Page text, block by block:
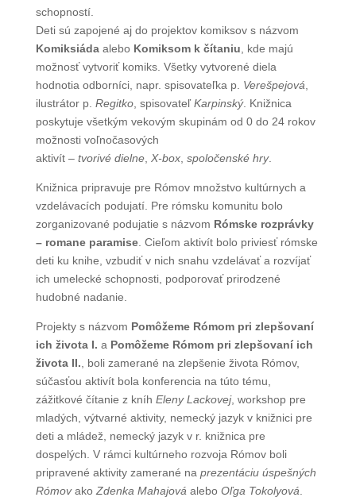
schopností.
Deti sú zapojené aj do projektov komiksov s názvom
Komiksiádaalebo Komiksom k čítaniu, kde majú
možnosť vytvoriť komiks. Všetky vytvorené diela
hodnotia odborníci, napr. spisovateľka p. Verešpejová,
ilustrátor p. Regitko, spisovateľKarpinský. Knižnica
poskytuje všetkým vekovým skupinám od 0 do 24 rokov
možnosti voľnočasových
aktivít – tvorivé dielne, X-box, spoločenské hry.
Knižnica pripravuje pre Rómov množstvo kultúrnych a
vzdelávacích podujatí. Pre rómsku komunitu bolo
zorganizované podujatie s názvom Rómske rozprávky
– romane paramise. Cieľom aktivít bolo priviesť rómske
deti ku knihe, vzbudiť v nich snahu vzdelávať a rozvíjať
ich umelecké schopnosti, podporovať prirodzené
hudobné nadanie.
Projekty s názvom Pomôžeme Rómom pri zlepšovaní
ich života I. a Pomôžeme Rómom pri zlepšovaní ich
života II., boli zamerané na zlepšenie života Rómov,
súčasťou aktivít bola konferencia na túto tému,
zážitkové čítanie z kníh Eleny Lackovej, workshop pre
mladých, výtvarné aktivity, nemecký jazyk v knižnici pre
deti a mládež, nemecký jazyk v r. knižnica pre
dospelých. V rámci kultúrneho rozvoja Rómov boli
pripravené aktivity zamerané na prezentáciu úspešných
RómovakoZdenka Mahajováalebo Oľga Tokolyová.